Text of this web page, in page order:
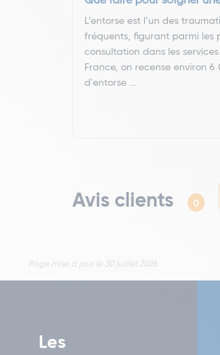
L’entorse est l’un des
fréquents, figurant parmi les
consultation dans les services
France, on recense environ
d'entorse ...
Avis clients 0
Page mise à jour le 30 juillet 2026
Les